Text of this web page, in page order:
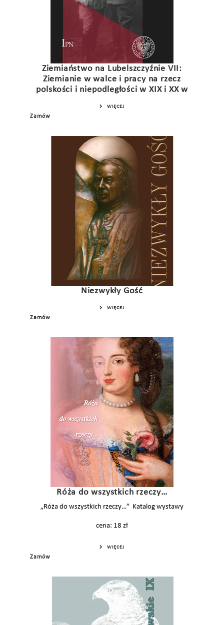
Ziemiaństwo na Lubelszczyźnie VII:
Ziemianie w walce i pracy na rzecz
polskości i niepodległości w XIX i XX w
WIĘCEJ
Zamów
Niezwykły Gość
WIĘCEJ
Zamów
Róża do wszystkich rzeczy…
„Róża do wszystkich rzeczy…” Katalog wystawy
cena: 18 zł
WIĘCEJ
Zamów